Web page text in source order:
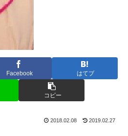
Facebook はてブ
コピー
2018.02.08 2019.02.27